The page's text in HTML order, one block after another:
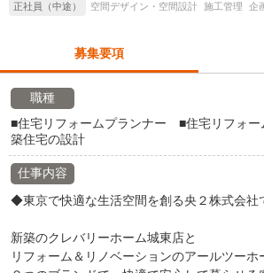
正社員（中途） 空間デザイン・空間設計 施工管理 企
募集要項
職種
■住宅リフォームプランナー ■住宅リフォ
築住宅の設計
仕事内容
◆東京で快適な生活空間を創る央２株式会
新築のクレバリーホーム城東店と
リフォーム＆リノベーションのアールツーホ